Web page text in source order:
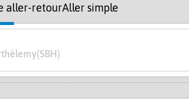
aller-retourAller simple
(SBH)